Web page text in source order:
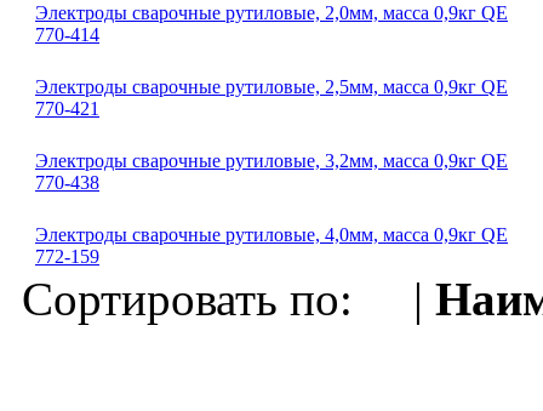
Электроды сварочные рутиловые, 2,0мм, масса 0,9кг QE
770-414
Электроды сварочные рутиловые, 2,5мм, масса 0,9кг QE
770-421
Электроды сварочные рутиловые, 3,2мм, масса 0,9кг QE
770-438
Электроды сварочные рутиловые, 4,0мм, масса 0,9кг QE
772-159
Сортировать по: |